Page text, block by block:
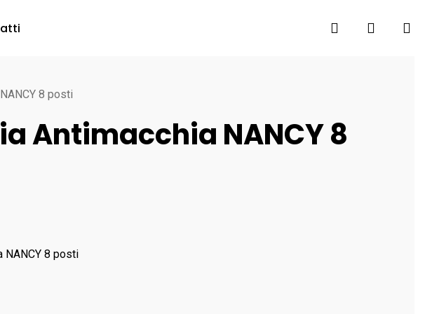
search account
8 posti
Antimacchia NANCY 8
NANCY 8 posti